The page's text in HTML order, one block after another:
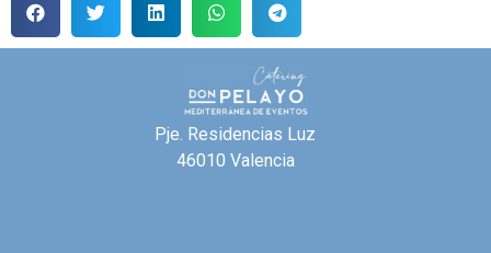
Pje. Residencias Luz
46010 Valencia